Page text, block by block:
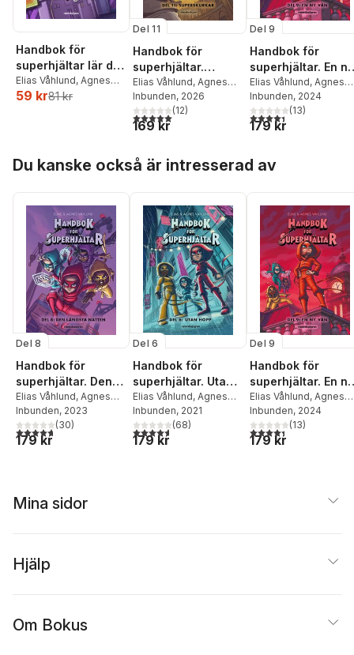
Handbok för
superhjältar lär dig
läsa
Elias Våhlund, Agnes
Våhlund
59 kr81 kr
Del 11
Handbok för
superhjältar.
Superskurkar
Elias Våhlund, Agnes
Våhlund
Inbunden, 2026
5,0utav 5 stjärnor. Totalt antal röster:
(12)
169 kr
Del 9
Handbok för
superhjältar. En ny
vän
Elias Våhlund, Agnes
Våhlund
Inbunden, 2024
4,4utav 5 stjärnor.
(13)
179 kr
Du kanske också är intresserad av
Del 8
Handbok för
superhjältar. Den
längsta natten
Elias Våhlund, Agnes
Våhlund
Inbunden, 2023
4,7utav 5 stjärnor. Totalt antal röster:
(30)
179 kr
Del 6
Handbok för
superhjältar. Utan
hopp
Elias Våhlund, Agnes
Våhlund
Inbunden, 2021
4,6utav 5 stjärnor. Totalt antal röster:
(68)
179 kr
Del 9
Handbok för
superhjältar. En ny
vän
Elias Våhlund, Agnes
Våhlund
Inbunden, 2024
4,4utav 5 stjärnor.
(13)
179 kr
Mina sidor
Hjälp
Om Bokus